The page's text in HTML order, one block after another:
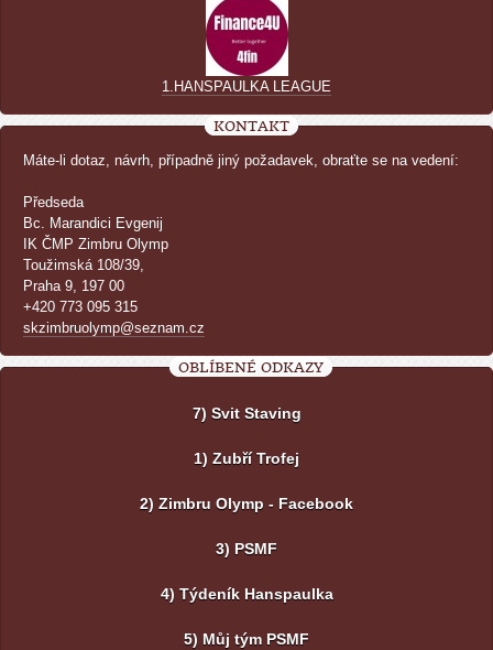
1.HANSPAULKA LEAGUE
KONTAKT
Máte-li dotaz, návrh, případně jiný požadavek, obraťte se na vedení:
Předseda
Bc. Marandici Evgenij
IK ČMP Zimbru Olymp
Toužimská 108/39,
Praha 9, 197 00
+420 773 095 315
skzimbruolymp@seznam.cz
OBLÍBENÉ ODKAZY
7) Svit Staving
1) Zubří Trofej
2) Zimbru Olymp - Facebook
3) PSMF
4) Týdeník Hanspaulka
5) Můj tým PSMF